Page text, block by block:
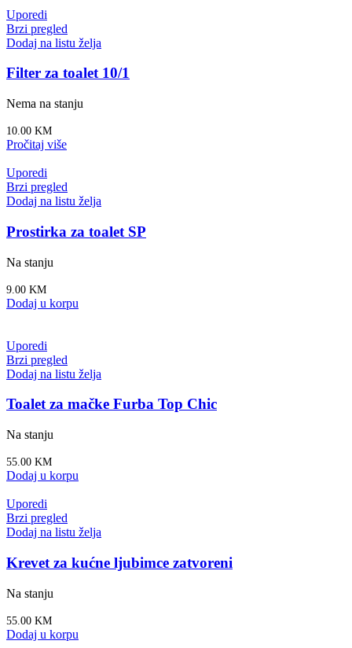
Uporedi
Brzi pregled
Dodaj na listu želja
Filter za toalet 10/1
Nema na stanju
10.00 KM
Pročitaj više
Uporedi
Brzi pregled
Dodaj na listu želja
Prostirka za toalet SP
Na stanju
9.00 KM
Dodaj u korpu
Uporedi
Brzi pregled
Dodaj na listu želja
Toalet za mačke Furba Top Chic
Na stanju
55.00 KM
Dodaj u korpu
Uporedi
Brzi pregled
Dodaj na listu želja
Krevet za kućne ljubimce zatvoreni
Na stanju
55.00 KM
Dodaj u korpu